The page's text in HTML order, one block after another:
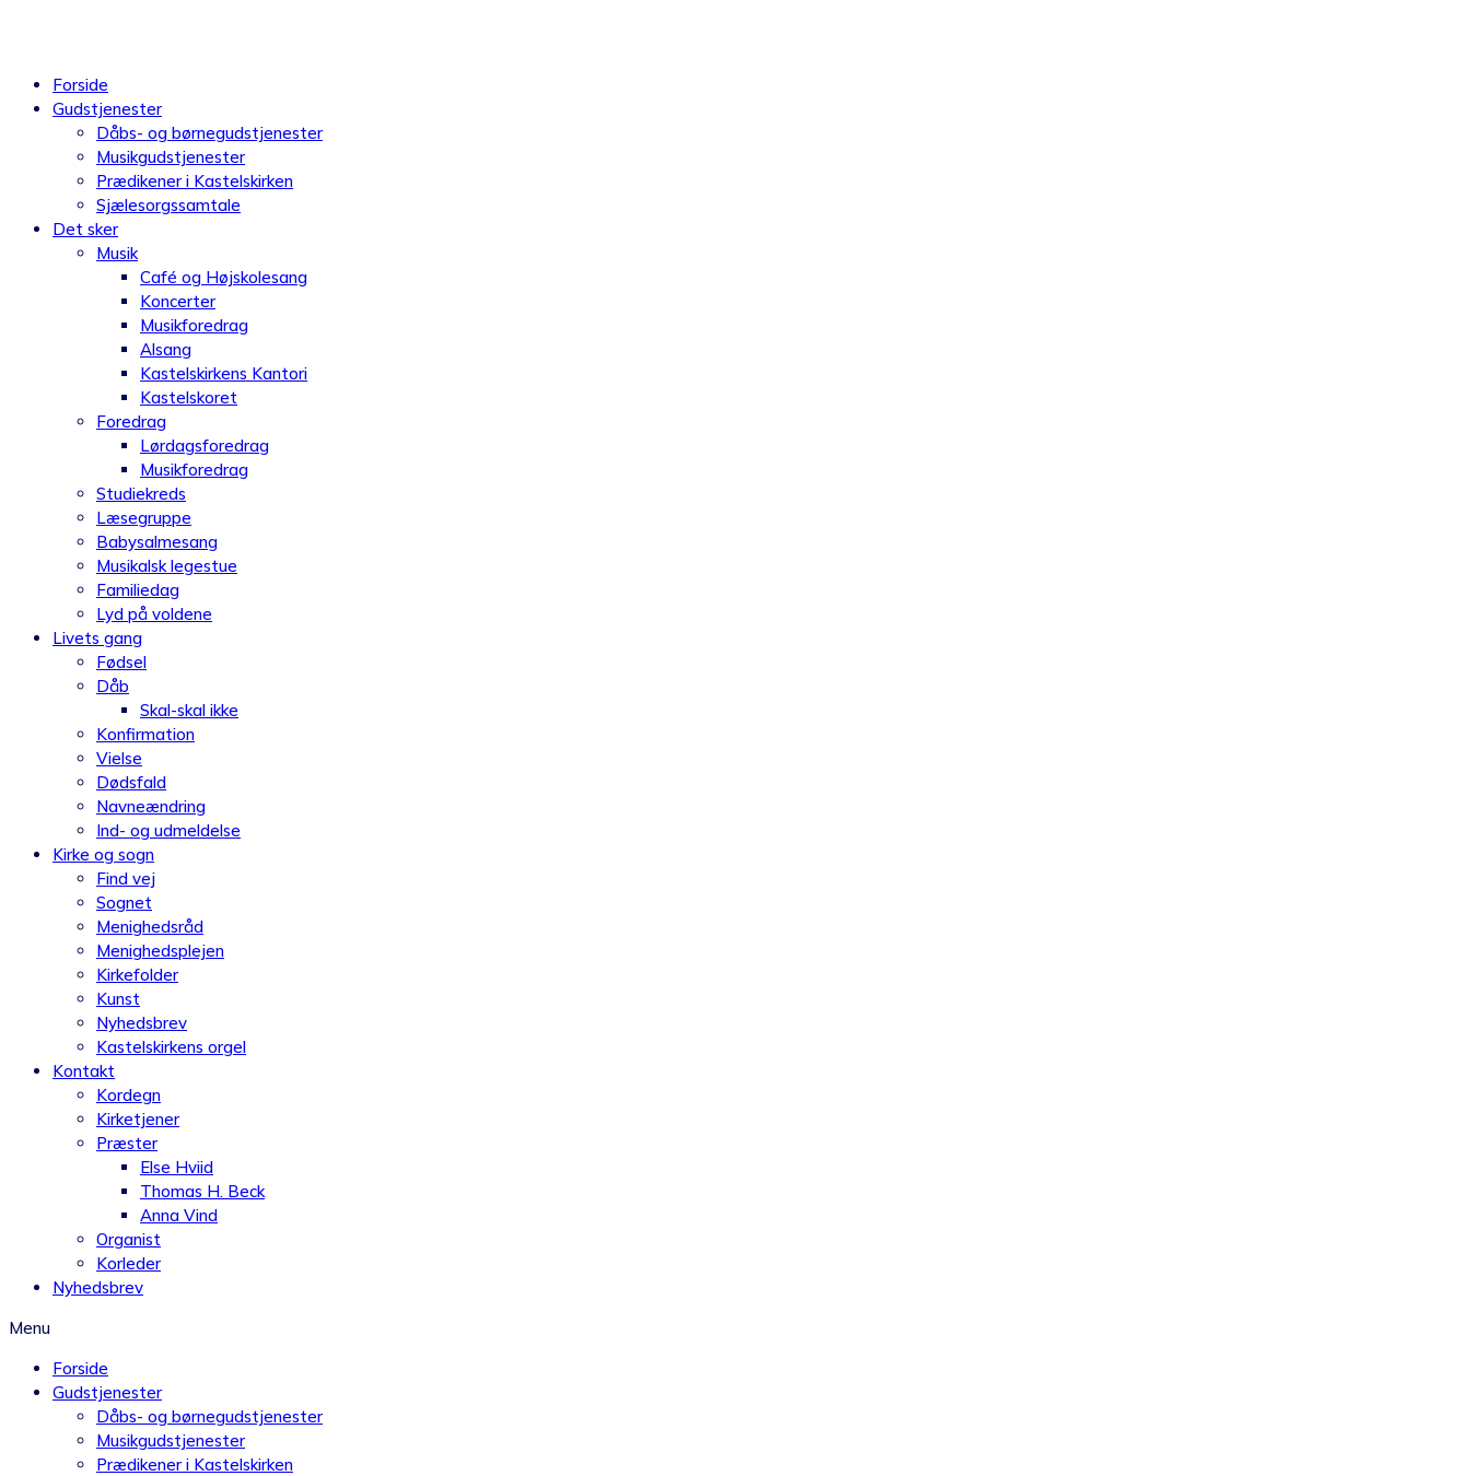
Forside
Gudstjenester
Dåbs- og børnegudstjenester
Musikgudstjenester
Prædikener i Kastelskirken
Sjælesorgssamtale
Det sker
Musik
Café og Højskolesang
Koncerter
Musikforedrag
Alsang
Kastelskirkens Kantori
Kastelskoret
Foredrag
Lørdagsforedrag
Musikforedrag
Studiekreds
Læsegruppe
Babysalmesang
Musikalsk legestue
Familiedag
Lyd på voldene
Livets gang
Fødsel
Dåb
Skal-skal ikke
Konfirmation
Vielse
Dødsfald
Navneændring
Ind- og udmeldelse
Kirke og sogn
Find vej
Sognet
Menighedsråd
Menighedsplejen
Kirkefolder
Kunst
Nyhedsbrev
Kastelskirkens orgel
Kontakt
Kordegn
Kirketjener
Præster
Else Hviid
Thomas H. Beck
Anna Vind
Organist
Korleder
Nyhedsbrev
Menu
Forside
Gudstjenester
Dåbs- og børnegudstjenester
Musikgudstjenester
Prædikener i Kastelskirken